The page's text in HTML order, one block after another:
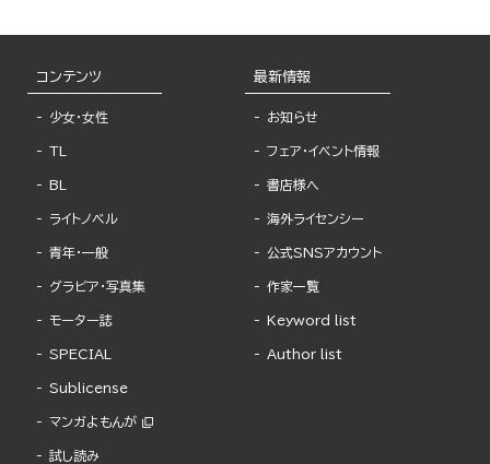
コンテンツ
少女・女性
TL
BL
ライトノベル
青年・一般
グラビア・写真集
モーター誌
SPECIAL
Sublicense
マンガよもんが
試し読み
最新情報
お知らせ
フェア・イベント情報
書店様へ
海外ライセンシー
公式SNSアカウント
作家一覧
Keyword list
Author list